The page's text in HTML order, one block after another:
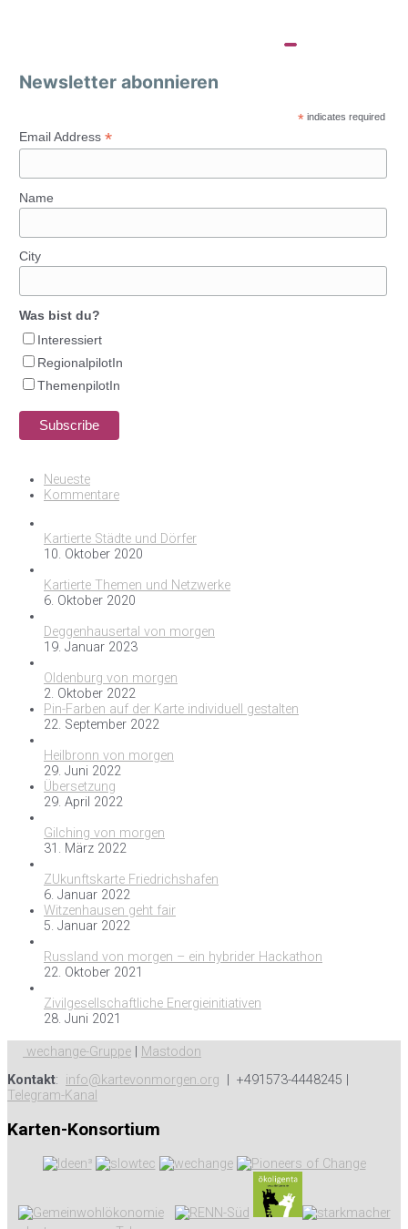
Newsletter abonnieren
* indicates required
Email Address *
Name
City
Was bist du?
Interessiert
RegionalpilotIn
ThemenpilotIn
Neueste
Kommentare
Kartierte Städte und Dörfer
10. Oktober 2020
Kartierte Themen und Netzwerke
6. Oktober 2020
Deggenhausertal von morgen
19. Januar 2023
Oldenburg von morgen
2. Oktober 2022
Pin-Farben auf der Karte individuell gestalten
22. September 2022
Heilbronn von morgen
29. Juni 2022
Übersetzung
29. April 2022
Gilching von morgen
31. März 2022
ZUkunftskarte Friedrichshafen
6. Januar 2022
Witzenhausen geht fair
5. Januar 2022
Russland von morgen – ein hybrider Hackathon
22. Oktober 2021
Zivilgesellschaftliche Energieinitiativen
28. Juni 2021
wechange-Gruppe
Mastodon
Kontakt: info@kartevonmorgen.org | +491573-4448245 |
Telegram-Kanal
Karten-Konsortium